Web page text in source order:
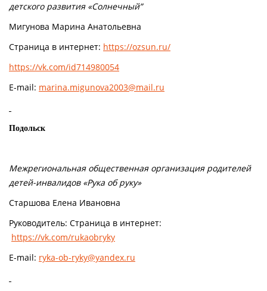
детского развития «Солнечный”
Мигунова Марина Анатольевна
Страница в интернет: https://ozsun.ru/
https://vk.com/id714980054
E-mail: marina.migunova2003@mail.ru
Подольск
Межрегиональная общественная организация родителей
детей-инвалидов «Рука об руку»
Старшова Елена Ивановна
Руководитель: Страница в интернет:
https://vk.com/rukaobryky
E-mail: ryka-ob-ryky@yandex.ru